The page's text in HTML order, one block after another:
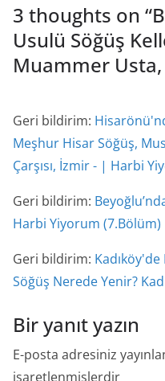
3 thoughts on “
Usulü Söğüş
Muammer
Geri bildirim:
Meşhur Hisar Söğüş,
Çarşısı, İzmir - | Harbi
Geri bildirim:
Harbi Yiyorum (7.Bölüm)
Geri bildirim:
Söğüş Nerede Yenir?
Bir yanıt yazın
E-posta adresiniz
işaretlenmişlerdir